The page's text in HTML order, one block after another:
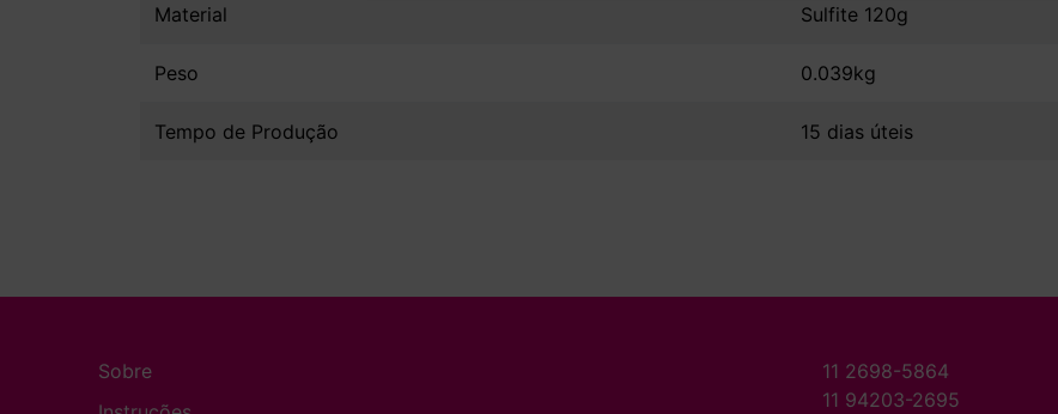
Material Sulfite 120g
Peso 0.039kg
Tempo de Produção 15 dias úteis
Sobre
11 2698-5864
11 94203-2695